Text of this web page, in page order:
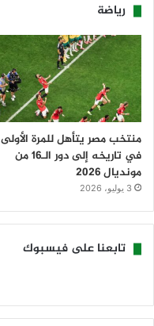
رياضة
منتخب مصر يتأهل للمرة الأولى
في تاريخه إلى دور الـ16 من
مونديال 2026
3 يوليو، 2026
تابعنا على فيسبوك